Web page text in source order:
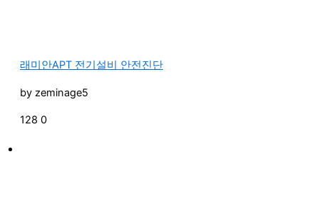
래미안APT 전기설비 안전진단
by zeminage5
128 0